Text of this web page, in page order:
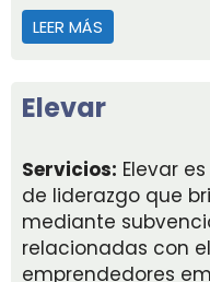
LEER MÁS
Elevar
Servicios: Elevar
de liderazgo que
mediante
relacionadas con
emprendedores